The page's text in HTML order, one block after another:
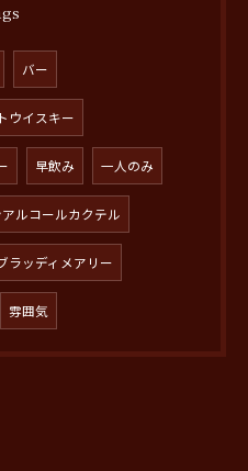
バー
ウイスキー
早飲み 一人のみ
アルコールカクテル
ラッディメアリー
雰囲気